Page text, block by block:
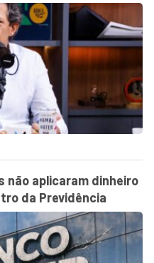
não aplicaram dinheiro
da Previdência